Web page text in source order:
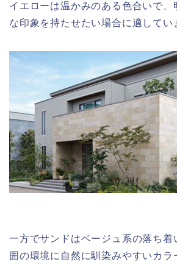
イエローは温かみのある色合いで、
な印象を持たせたい場合に適してい
一方でサンドはベージュ系の落ち着
囲の環境に自然に馴染みやすいカラ